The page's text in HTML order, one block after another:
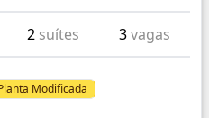
2 suítes 3vagas
Modificada